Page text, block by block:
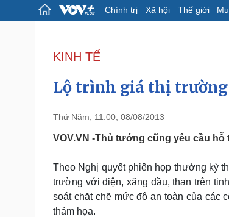
Chính trị Xã hội Thế giới
Đảng
Tổ chức nhân sự
Nhận diện sự thật
Dấu ấn VOV
Pháp luật
Tin nóng
Tư vấn luật
Quân sự -
Việt Nam
Phân tích
KINH TẾ
Lộ trình giá thị
Thứ Năm, 11:00, 08/08/2013
VOV.VN -Thủ tướng cũng yêu cầu
Theo Nghị quyết phiên họp thường kỳ
trường với điện, xăng dầu, than trên
soát chặt chẽ mức độ an toàn của các
thảm họa.